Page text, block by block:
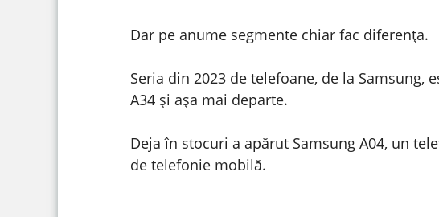
Dar pe anume segmente chiar fac diferența.
Seria din 2023 de telefoane, de la Samsung,
A34 și așa mai departe.
Deja în stocuri a apărut Samsung A04, un
de telefonie mobilă.